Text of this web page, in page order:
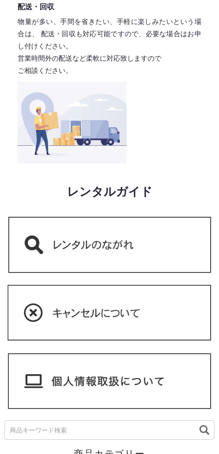
配送・回収
物量が多い、手間を省きたい、手軽に楽しみたいという場
合は、
配送・回収も対応可能ですので、必要な場合はお申
し付けください。
営業時間外の配送など柔軟に対応致しますので
ご相談ください。
レンタルガイド